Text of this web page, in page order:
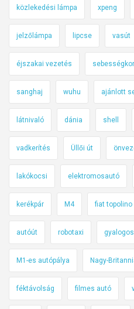
közlekedési lámpa xpeng
jelzőlámpa lipcse vasút
éjszakai vezetés
sanghaj wuhu ajánlott
látnivaló dánia shell
vadkerítés Üllői út
lakókocsi elektromosautó
kerékpár M4 fiat topolino
autóút robotaxi gyalogos
M1-es autópálya Nagy-
féktávolság filmes autó